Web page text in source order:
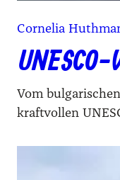
Cornelia
Vom
kraftvollen